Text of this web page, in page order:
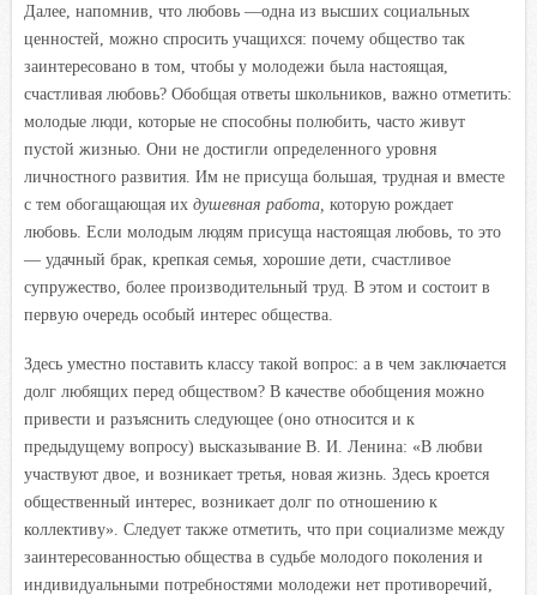
Далее, напомнив, что любовь —одна из высших социальных
ценностей, можно спросить учащихся: почему общество так
заинтересовано в том, чтобы у молодежи была настоящая,
счастливая любовь? Обобщая ответы школьников, важно отметить:
молодые люди, которые не способны полюбить, часто живут
пустой жизнью. Они не достигли определенного уровня
личностного развития. Им не присуща большая, трудная и вместе
с тем обогащающая их душевная работа, которую рождает
любовь. Если молодым людям присуща настоящая любовь, то это
— удачный брак, крепкая семья, хорошие дети, счастливое
супружество, более производительный труд. В этом и состоит в
первую очередь особый интерес общества.
Здесь уместно поставить классу такой вопрос: а в чем заключается
долг любящих перед обществом? В качестве обобщения можно
привести и разъяснить следующее (оно относится и к
предыдущему вопросу) высказывание В. И. Ленина: «В любви
участвуют двое, и возникает третья, новая жизнь. Здесь кроется
общественный интерес, возникает долг по отношению к
коллективу». Следует также отметить, что при социализме между
заинтересованностью общества в судьбе молодого поколения и
индивидуальными потребностями молодежи нет противоречий,